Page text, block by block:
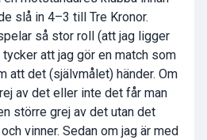
slå in 4–3 till Tre Kronor.
så stor roll (att jag ligger
att jag gör en match som
att det (självmålet) händer. Om
av det eller inte det får man
större grej av det utan det
vinner. Sedan om jag är med